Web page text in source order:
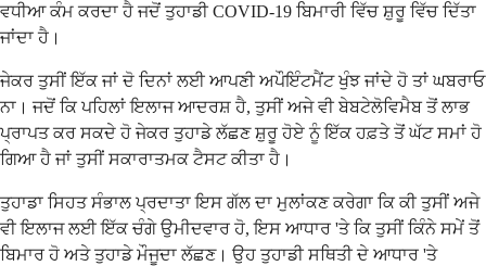
ਵਧੀਆ ਕੰਮ ਕਰਦਾ ਹੈ ਜਦੋਂ ਤੁਹਾਡੀ COVID-19 ਬਿਮਾਰੀ ਵਿੱਚ ਸ਼ੁਰੂ ਵਿੱਚ ਦਿੱਤਾ
ਜਾਂਦਾ ਹੈ।
ਜੇਕਰ ਤੁਸੀਂ ਇੱਕ ਜਾਂ ਦੋ ਦਿਨਾਂ ਲਈ ਆਪਣੀ ਅਪੌਇੰਟਮੈਂਟ ਖੁੰਝ ਜਾਂਦੇ ਹੋ ਤਾਂ ਘਬਰਾਓ
ਨਾ। ਜਦੋਂ ਕਿ ਪਹਿਲਾਂ ਇਲਾਜ ਆਦਰਸ਼ ਹੈ, ਤੁਸੀਂ ਅਜੇ ਵੀ ਬੇਬਟੇਲੋਵਿਮੈਬ ਤੋਂ ਲਾਭ
ਪ੍ਰਾਪਤ ਕਰ ਸਕਦੇ ਹੋ ਜੇਕਰ ਤੁਹਾਡੇ ਲੱਛਣ ਸ਼ੁਰੂ ਹੋਏ ਨੂੰ ਇੱਕ ਹਫ਼ਤੇ ਤੋਂ ਘੱਟ ਸਮਾਂ ਹੋ
ਗਿਆ ਹੈ ਜਾਂ ਤੁਸੀਂ ਸਕਾਰਾਤਮਕ ਟੈਸਟ ਕੀਤਾ ਹੈ।
ਤੁਹਾਡਾ ਸਿਹਤ ਸੰਭਾਲ ਪ੍ਰਦਾਤਾ ਇਸ ਗੱਲ ਦਾ ਮੁਲਾਂਕਣ ਕਰੇਗਾ ਕਿ ਕੀ ਤੁਸੀਂ ਅਜੇ
ਵੀ ਇਲਾਜ ਲਈ ਇੱਕ ਚੰਗੇ ਉਮੀਦਵਾਰ ਹੋ, ਇਸ ਆਧਾਰ 'ਤੇ ਕਿ ਤੁਸੀਂ ਕਿੰਨੇ ਸਮੇਂ ਤੋਂ
ਬਿਮਾਰ ਹੋ ਅਤੇ ਤੁਹਾਡੇ ਮੌਜੂਦਾ ਲੱਛਣ। ਉਹ ਤੁਹਾਡੀ ਸਥਿਤੀ ਦੇ ਆਧਾਰ 'ਤੇ